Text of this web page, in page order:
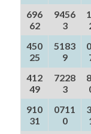
696
62
9456
3
450
25
5183
9
412
49
7228
3
910
31
0711
0